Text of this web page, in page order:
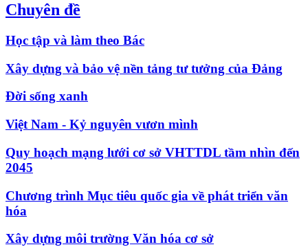
Chuyên đề
Học tập và làm theo Bác
Xây dựng và bảo vệ nền tảng tư tưởng của Đảng
Đời sống xanh
Việt Nam - Kỷ nguyên vươn mình
Quy hoạch mạng lưới cơ sở VHTTDL tầm nhìn đến
2045
Chương trình Mục tiêu quốc gia về phát triển văn
hóa
Xây dựng môi trường Văn hóa cơ sở